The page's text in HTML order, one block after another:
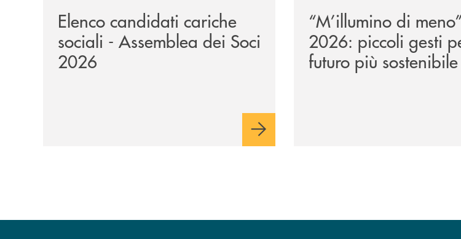
Elenco candidati cariche
sociali - Assemblea dei Soci
2026
“M’illumino di
2026: piccoli gesti
futuro più sostenibile